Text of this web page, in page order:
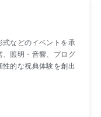
などのイベントを承
、照明・音響、プログ
的な祝典体験を創出